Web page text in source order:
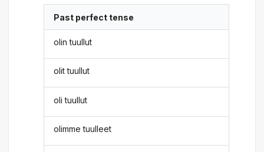
Past perfect tense
olin tuullut
olit tuullut
oli tuullut
olimme tuulleet